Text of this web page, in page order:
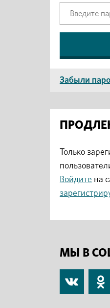
Забыли
Только
Войдите на
МЫ В